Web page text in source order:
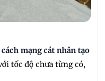
mạng cát nhân tạo
tốc độ chưa từng có,